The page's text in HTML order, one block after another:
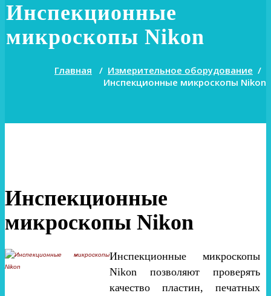
Инспекционные
микроскопы Nikon
Главная / Измерительное оборудование /
Инспекционные микроскопы Nikon
Инспекционные
микроскопы Nikon
Инспекционные микроскопы
Nikon позволяют проверять
качество пластин, печатных